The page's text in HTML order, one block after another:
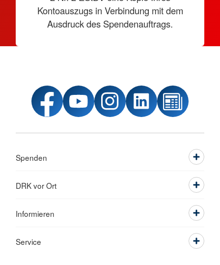
Kontoauszugs in Verbindung mit dem
Ausdruck des Spendenauftrags.
Spenden
DRK vor Ort
Informieren
Service